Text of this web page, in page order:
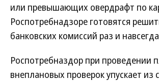
или превышающих овердрафт по
Роспотребнадзоре готовятся
банковских комиссий раз и
Роспотребназдор при проведении
внеплановых проверок упускает из